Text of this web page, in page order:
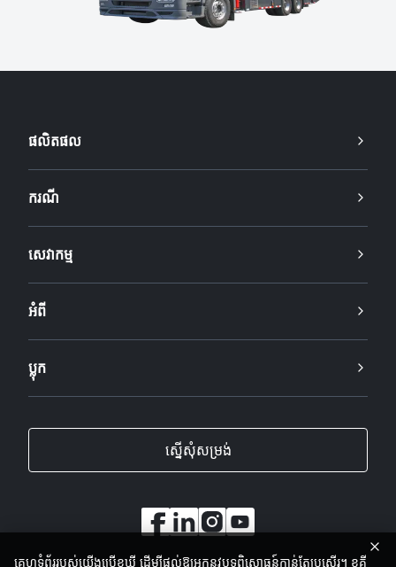
ផលិតផល
ករណី
សេវាកម្ម
អំពី
ប្លុក
ស្នើសុំសម្រង់
គេហទំព័ររបស់យើងប្រើខូឃី ដើម្បីផ្តល់ឱ្យអ្នកនូវបទពិសោធន៍កាន់តែប្រសើរ។ ខូគី